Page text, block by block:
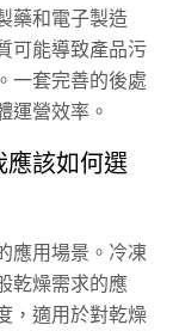
藥和電子製造
可能導致產品污
一套完善的後處
運營效率。
應該如何選
應用場景。冷凍
乾燥需求的應
，適用於對乾燥